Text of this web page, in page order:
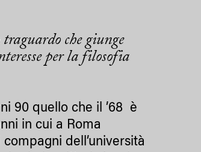
che giunge
per la filosofia
90 quello che il ’68 è
in cui a Roma
dell’università